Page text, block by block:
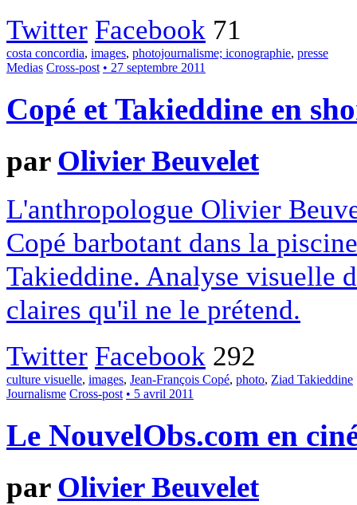
Twitter Facebook 71
costa concordia, images, photojournalisme; iconographie, presse
Medias Cross-post • 27 septembre 2011
Copé et Takieddine en
par Olivier Beuvelet
L'anthropologue Olivier
Copé barbotant dans la
Takieddine. Analyse visuelle
claires qu'il ne le prétend.
Twitter Facebook 292
culture visuelle, images, Jean-François Copé, photo, Ziad Takieddine
Journalisme Cross-post • 5 avril 2011
Le NouvelObs.com en
par Olivier Beuvelet